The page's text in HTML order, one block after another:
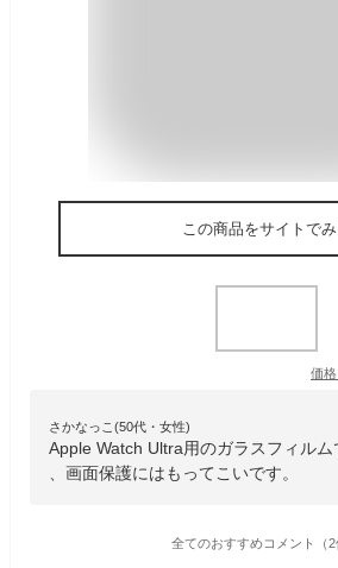
この商品をサイトで
価
さかなっこ(50代・女性)
Apple Watch Ultra用のガラスフィルム
、画面保護にはもってこいです。
全てのおすすめコメント（2